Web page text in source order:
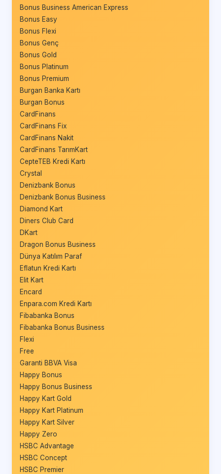
Bonus Business American Express
Bonus Easy
Bonus Flexi
Bonus Genç
Bonus Gold
Bonus Platinum
Bonus Premium
Burgan Banka Kartı
Burgan Bonus
CardFinans
CardFinans Fix
CardFinans Nakit
CardFinans TarımKart
CepteTEB Kredi Kartı
Crystal
Denizbank Bonus
Denizbank Bonus Business
Diamond Kart
Diners Club Card
DKart
Dragon Bonus Business
Dünya Katılım Paraf
Eflatun Kredi Kartı
Elit Kart
Encard
Enpara.com Kredi Kartı
Fibabanka Bonus
Fibabanka Bonus Business
Flexi
Free
Garanti BBVA Visa
Happy Bonus
Happy Bonus Business
Happy Kart Gold
Happy Kart Platinum
Happy Kart Silver
Happy Zero
HSBC Advantage
HSBC Concept
HSBC Premier